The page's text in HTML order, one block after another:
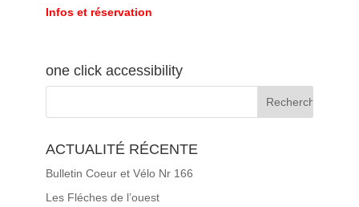
Infos et réservation
one click accessibility
ACTUALITÉ RÉCENTE
Bulletin Coeur et Vélo Nr 166
Les Fléches de l’ouest